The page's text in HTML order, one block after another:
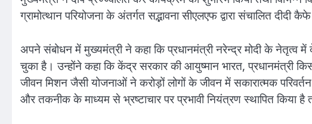
ग्रामोत्थान परियोजना के अंतर्गत सद्भावना सीएलएफ द्वारा संचालित दीदी
अपने संबोधन में मुख्यमंत्री ने कहा कि प्रधानमंत्री नरेन्द्र मोदी के
चुका है। उन्होंने कहा कि केंद्र सरकार की आयुष्मान भारत, प्रधानमंत्री
जीवन मिशन जैसी योजनाओं ने करोड़ों लोगों के जीवन में सकारात्मक
और तकनीक के माध्यम से भ्रष्टाचार पर प्रभावी नियंत्रण स्थापित किया